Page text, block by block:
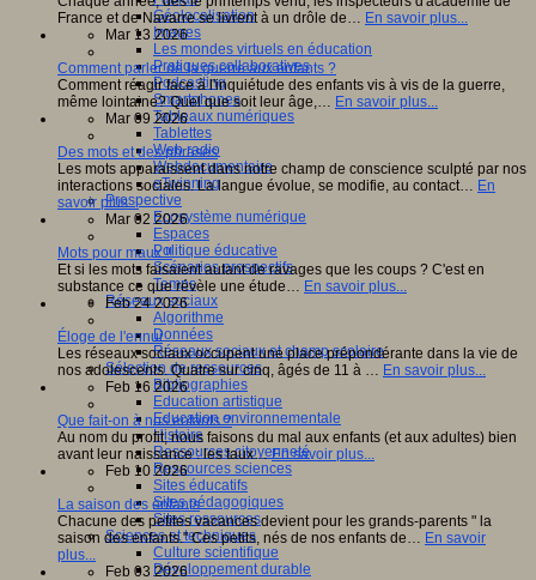
Géolocalisation
Images
Les mondes virtuels en éducation
Pratiques collaboratives
Podcasting
Smartphones
Tableaux numériques
Tablettes
Web radio
Webdocumentaire
eTwinning
Prospective
Ecosystème numérique
Espaces
Politique éducative
Scénarios prospectifs
Temps
Réseaux sociaux
Algorithme
Données
Réseaux sociaux et champ scolaire
Sélection de ressources
Bibliographies
Education artistique
Education environnementale
Histoire
Ressources citoyenneté
Ressources sciences
Sites éducatifs
Sites pédagogiques
Sites ressources
Sciences et techniques
Culture scientifique
Développement durable
France et de Navarre se livrent à un drôle de… En savoir plus...
Mar 13 2026
Comment parler de la guerre aux enfants ?
Comment réagir face à l'inquiétude des enfants vis à vis de la guerre,
même lointaine? Quel que soit leur âge,… En savoir plus...
Mar 09 2026
Des mots et des phrases
Les mots apparaissent dans notre champ de conscience sculpté par nos
interactions sociales. La langue évolue, se modifie, au contact… En
savoir plus...
Mar 02 2026
Mots pour maux !!
Et si les mots faisaient autant de ravages que les coups ? C'est en
substance ce que révèle une étude… En savoir plus...
Feb 24 2026
Éloge de l'ennui
Les réseaux sociaux occupent une place prépondérante dans la vie de
nos adolescents. Quatre sur cinq, âgés de 11 à … En savoir plus...
Feb 16 2026
Que fait-on à nos enfants ?
Au nom du profit, nous faisons du mal aux enfants (et aux adultes) bien
avant leur naissance : les taux…En savoir plus...
Feb 10 2026
La saison des enfants
Chacune des petites vacances devient pour les grands-parents " la
saison des enfants." Ces petits, nés de nos enfants de… En savoir
plus...
Feb 03 2026